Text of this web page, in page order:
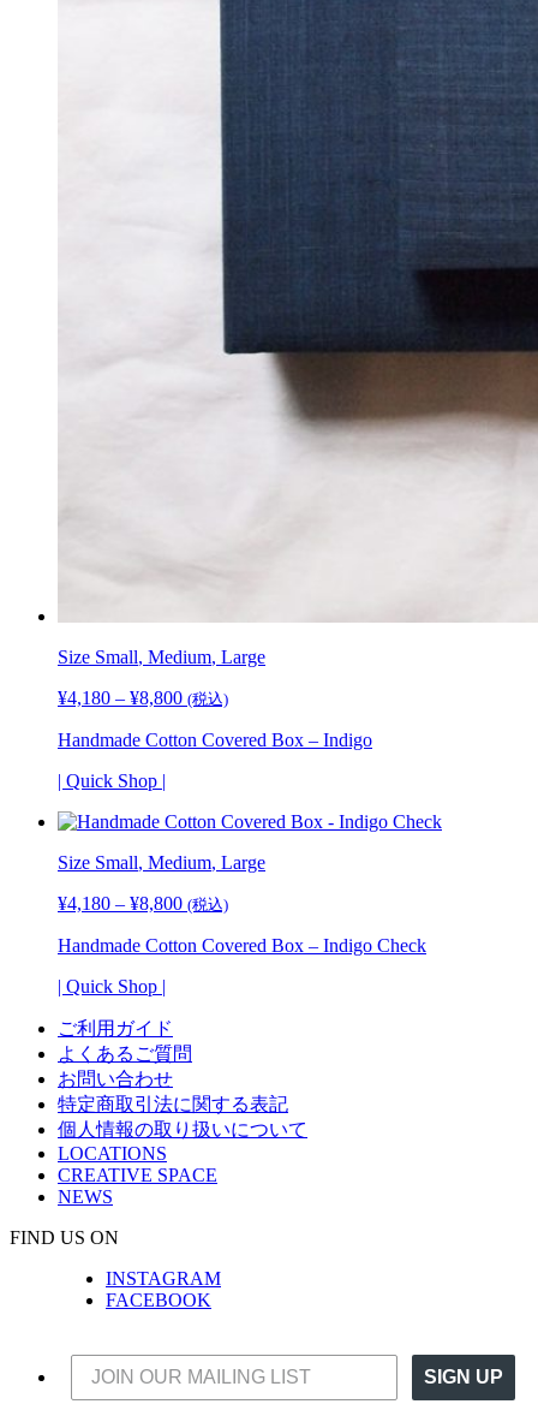
Size Small, Medium, Large
¥4,180 – ¥8,800価
帯:
¥8,800
(税込)
Handmade Cotton Covered Box – Indigo
| Quick Shop |
Size Small, Medium, Large
¥4,180 – ¥8,800価
帯:
(税込)
Handmade Cotton Covered Box – Indigo Check
| Quick Shop |
ご利用ガイド
よくあるご質問
お問い合わせ
特定商取引法に関する表記
個人情報の取り扱いについて
LOCATIONS
CREATIVE SPACE
NEWS
FIND US ON
INSTAGRAM
FACEBOOK
SIGN UP